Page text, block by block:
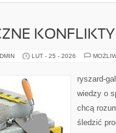
LUT - 25 - 2026
ryszard-
wiedzy o
chcą
śledzić